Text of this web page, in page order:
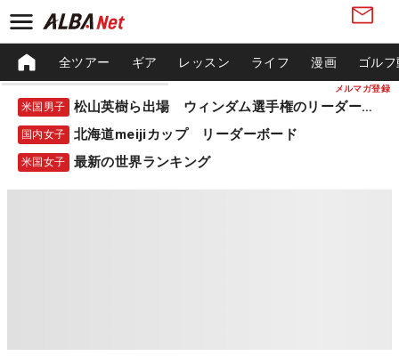
メルマガ登録
全ツアー ギア レッスン ライフ 漫画 ゴル
米国男子 松山英樹ら出場 ウィンダム選手権のリーダーボード
国内女子 北海道meijiカップ リーダーボード
米国女子 最新の世界ランキング